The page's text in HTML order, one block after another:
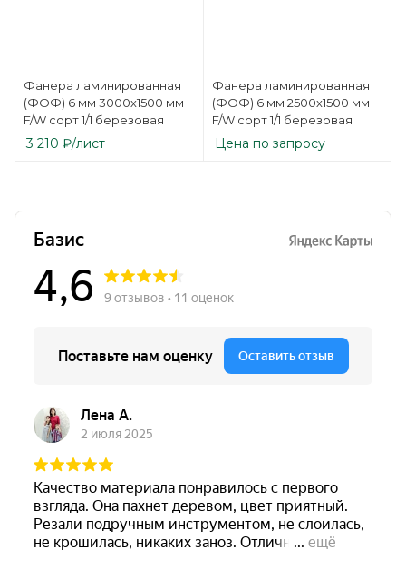
Фанера ламинированная
(ФОФ) 6 мм 3000х1500 мм
F/W сорт 1/1 березовая
3 210 ₽/лист
Фанера ламинированная
(ФОФ) 6 мм 2500х1500 мм
F/W сорт 1/1 березовая
Цена по запросу